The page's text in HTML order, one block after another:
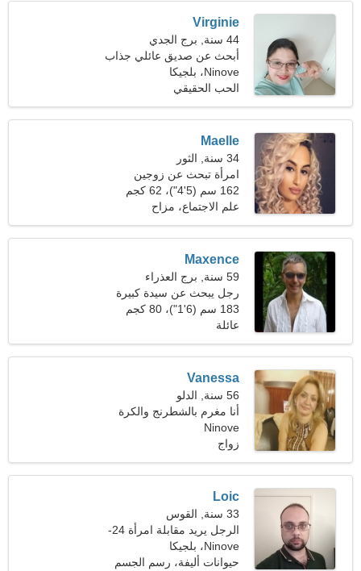
Virginie
44 سنة, برج الجدي
أبحث عن صديق عائلي جذاب
Ninove، بلجيكا
الحب الحقيقي
Maelle
34 سنة, الثور
امرأة تبحث عن زوجين
162 سم (5'4")، 62 كجم
(136 رطلا)
علم الاجتماع، مزاح
Maxence
59 سنة, برج العذراء
رجل يبحث عن سيدة كبيرة
183 سم (6'1")، 80 كجم
(176 رطلا)
عائلة
Vanessa
56 سنة, الدلو
أنا مغرم بالشطرنج والكرة
الطائرة
Ninove
زواج
Loic
33 سنة, القوس
الرجل يريد مقابلة امرأة 24-
30
Ninove، بلجيكا
حيوانات أليفة، رسم الجسم